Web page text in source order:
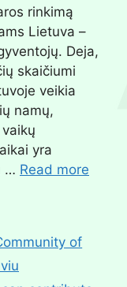
rinkimą
Lietuva –
Deja,
skaičiumi
veikia
namų,
yra
… Read more
of